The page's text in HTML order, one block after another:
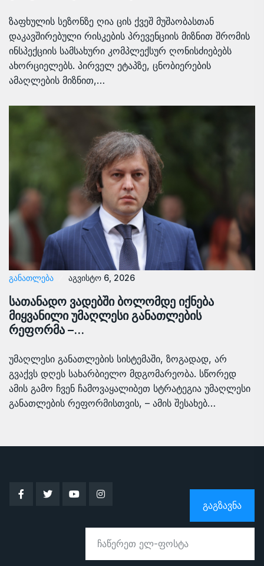
ზაფხულის სეზონზე ღია ცის ქვეშ მუშაობასთან
დაკავშირებული რისკების პრევენციის მიზნით შრომის
ინსპექციის სამსახური კომპლექსურ ღონისძიებებს
ახორციელებს. პირველ ეტაპზე, ცნობიერების
ამაღლების მიზნით,…
ᲒᲐᲜᲐᲗᲚᲔᲑᲐ აგვისტო 6, 2026
სათანადო ვადებში ბოლომდე იქნება
მიყვანილი უმაღლესი განათლების
რეფორმა –…
უმაღლესი განათლების სისტემაში, ზოგადად, არ
გვაქვს დღეს სახარბიელო მდგომარეობა. სწორედ
ამის გამო ჩვენ ჩამოვაყალიბეთ სტრატეგია უმაღლესი
განათლების რეფორმისთვის, – ამის შესახებ…
ᲒᲐᲒᲖᲐᲕᲜᲐ